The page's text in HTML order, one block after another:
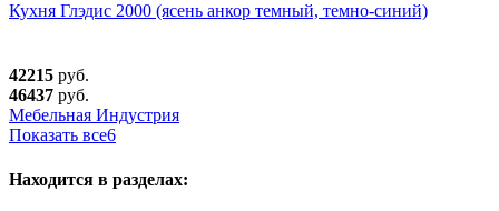
Кухня Глэдис 2000 (ясень анкор темный, темно-синий)
42215 руб.
46437 руб.
Мебельная Индустрия
Показать все6
Находится в разделах: